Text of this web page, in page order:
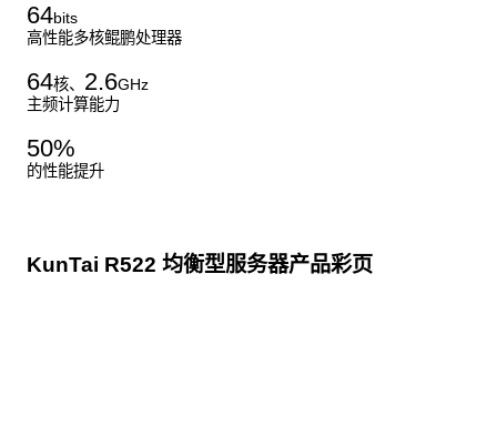
64bits
高性能多核鲲鹏处理器
64核、 2.6GHz
主频计算能力
50%
的性能提升
KunTai R522 均衡型服务器产品彩页